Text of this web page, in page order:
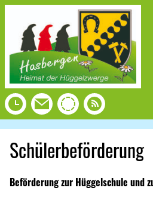
Schülerbeförderung
Beförderung zur Hüggelschule und